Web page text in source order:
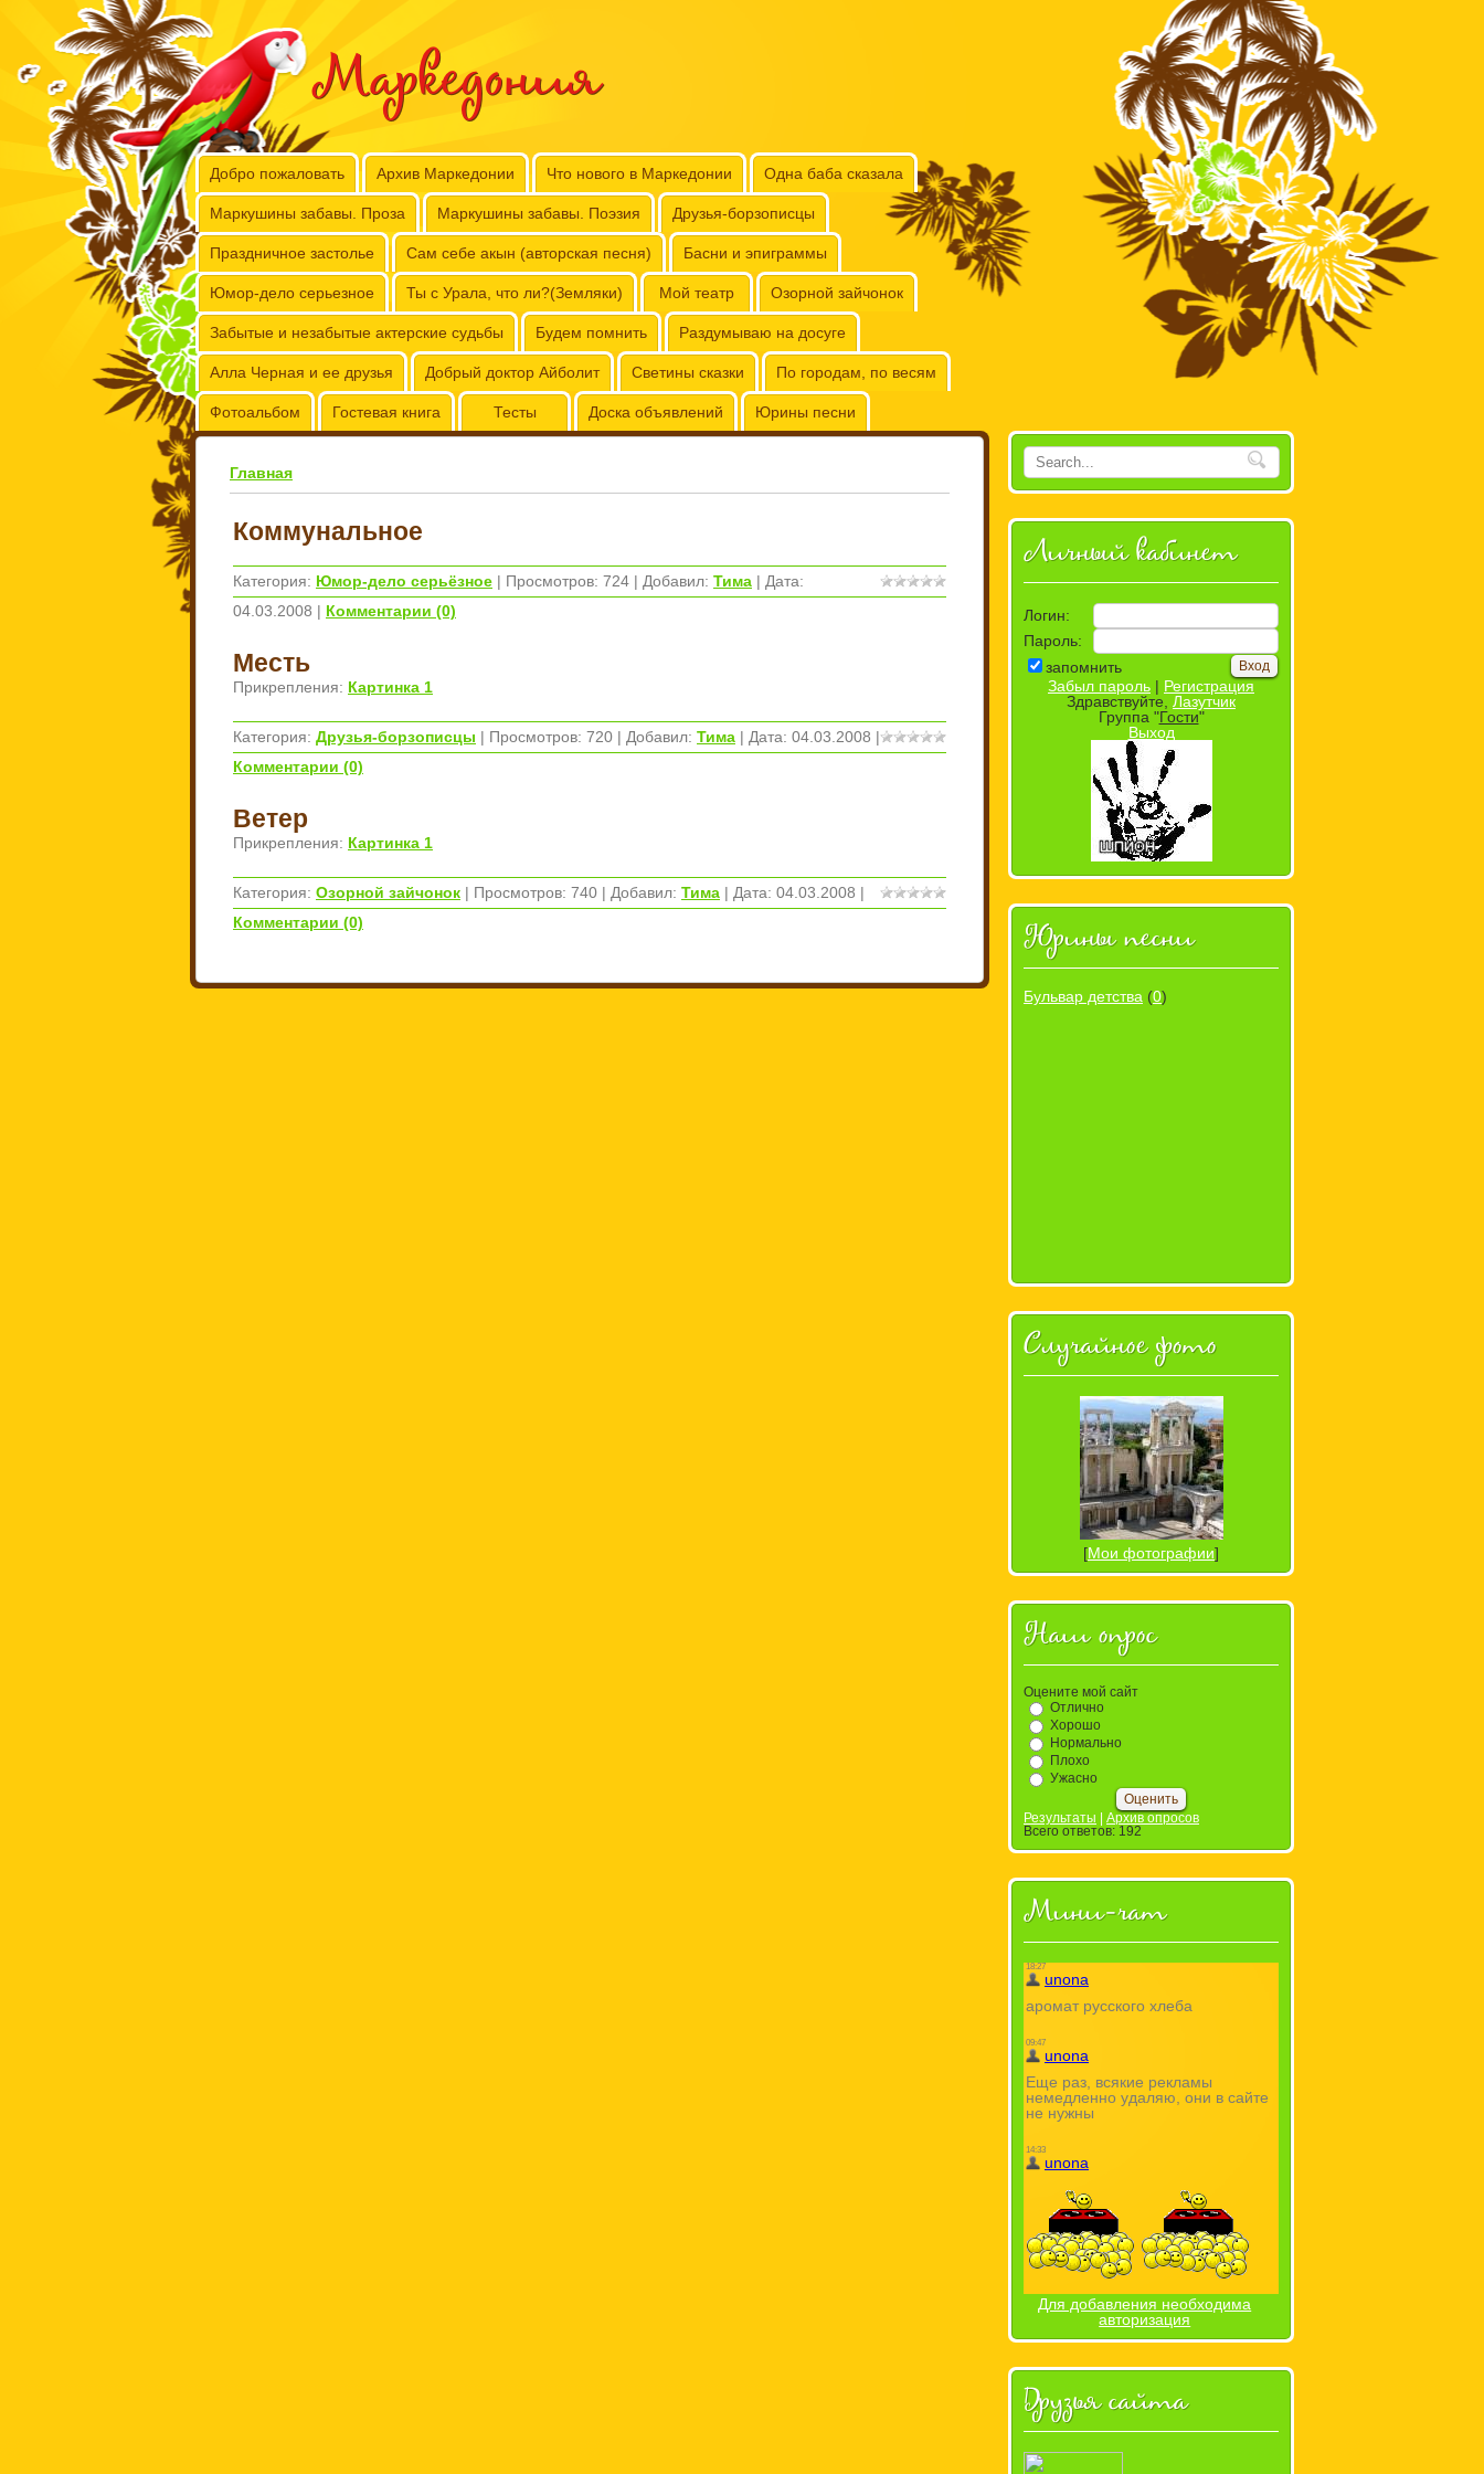
Маркедония
Добро пожаловать Архив Маркедонии Что нового в Маркедонии Одна баба сказала
Маркушины забавы. Проза Маркушины забавы. Поэзия Друзья-борзописцы
Праздничное застолье Сам себе акын (авторская песня) Басни и эпиграммы
Юмор-дело серьезное Ты с Урала, что ли?(Земляки) Мой театр Озорной зайчонок
Забытые и незабытые актерские судьбы Будем помнить Раздумываю на досуге
Алла Черная и ее друзья Добрый доктор Айболит Светины сказки По городам, по весям
Фотоальбом Гостевая книга Тесты Доска объявлений Юрины песни
Главная
Коммунальное
Категория: Юмор-дело серьёзное | Просмотров: 724 | Добавил: Тима | Дата:
04.03.2008 | Комментарии (0)
Месть
Прикрепления: Картинка 1
Категория: Друзья-борзописцы | Просмотров: 720 | Добавил: Тима | Дата: 04.03.2008 |
Комментарии (0)
Ветер
Прикрепления: Картинка 1
Категория: Озорной зайчонок | Просмотров: 740 | Добавил: Тима | Дата: 04.03.2008 |
Комментарии (0)
Личный кабинет
Логин:
Пароль:
запомнить
Забыл пароль | Регистрация
Здравствуйте, Лазутчик
Группа "Гости"
Выход
Юрины песни
Бульвар детства (0)
Случайное фото
[Мои фотографии]
Наш опрос
Оцените мой сайт
Отлично
Хорошо
Нормально
Плохо
Ужасно
Результаты
Архив опросов
Всего ответов: 192
Мини-чат
Для добавления необходима
авторизация
Друзья сайта